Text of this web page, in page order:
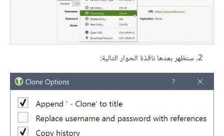
ستظهر بعدها نافذة الحوار التالية: